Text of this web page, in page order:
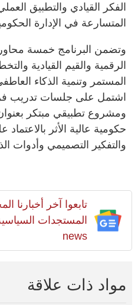
الفكر القيادي والتطبيق
المتسارعة في الإدارة
وتضمن البرنامج خمسة
الرقمية والقيم القيادية
المستمر وتنمية الذكاء
اشتمل على جلسات تدريب
ومشروع تطبيقي مبتكر
حكومية عالية الأثر بالاعتماد
والتفكير التصميمي وأدوات
تابعوا آخر أخبارنا
news
مواد ذات علاقة